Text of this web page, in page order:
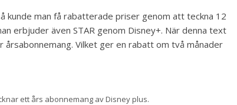
kunde man få rabatterade priser genom att teckna 12
erbjuder även STAR genom Disney+. När denna text
Vilket ger en rabatt om två månader
ett års abonnemang av Disney plus.